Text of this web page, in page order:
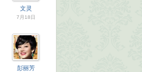
文灵
7月18日
彭丽芳